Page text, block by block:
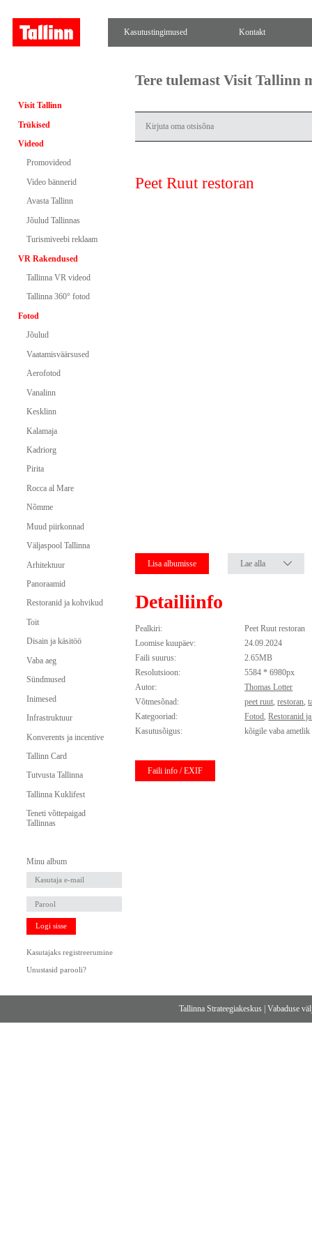
Kasutustingimused Kontakt
Visit Tallinn
Trükised
Videod
Promovideod
Video bännerid
Avasta Tallinn
Jõulud Tallinnas
Turismiveebi reklaam
VR Rakendused
Tallinna VR videod
Tallinna 360° fotod
Fotod
Jõulud
Vaatamisväärsused
Aerofotod
Vanalinn
Kesklinn
Kalamaja
Kadriorg
Pirita
Rocca al Mare
Nõmme
Muud piirkonnad
Väljaspool Tallinna
Arhitektuur
Panoraamid
Restoranid ja kohvikud
Toit
Disain ja käsitöö
Vaba aeg
Sündmused
Inimesed
Infrastruktuur
Konverents ja incentive
Tallinn Card
Tutvusta Tallinna
Tallinna Kuklifest
Teneti võttepaigad
Tallinnas
Minu album
Logi sisse
Kasutajaks registreerumine
Unustasid parooli?
Tere tulemast Visit Tallinn
Peet Ruut restoran
Lisa albumisse Lae alla
Detailiinfo
Pealkiri:
Peet Ruut restoran
Loomise kuupäev:
24.09.2024
Faili suurus:
2.65MB
Resolutsioon:
5584 * 6980px
Autor:
Thomas Lotter
Võtmesõnad:
peet ruut,restoran,
Kategooriad:
Fotod,Restoranid
Kasutusõigus:
kõigile vaba
Faili info / EXIF
Tallinna Strateegiakeskus |Vabaduse